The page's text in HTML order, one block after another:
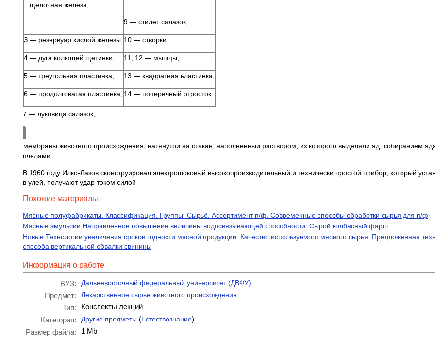
щелочная железа;
9 — стилет салазок;
З — резервуар кислой железы; 10 — створки
4 — дуга колющей щетинки; 11, 12 — мышцы;
5 — треугольная пластинка; 13 — квадратная ьластинка;
6 — продолговатая пластинка; 14 — поперечный отросток
7 — луковица салазок;
мембраны животного происхождения, натянутой на стакан, наполненный раствором, из которого выделяли яд; собиранием
пчелами.
В 1960 году Илко-Лазов сконструировал электрошоковый высокопроизводительный и технически простой прибор, который
в улей, получают удар током силой
Похожие материалы
Мясные полуфабрикаты. Классификация. Группы. Сырьё. Ассортимент п/ф. Современные способы обработки сырья для п/ф
Мясные эмульсии Направленное повышение величины водосвязывающей способности. Сырой колбасный фарш
Новые Технологии увеличения сроков годности мясной продукции. Качество используемого мясного сырья. Предложенная
способа вертикальной обвалки свинины
Информация о работе
ВУЗ: Дальневосточный федеральный университет (ДВФУ)
Предмет: Лекарственное сырье животного происхождения
Тип:
Конспекты лекций
Категория:
Другие предметы (Естествознание)
Размер файла:
1 Mb